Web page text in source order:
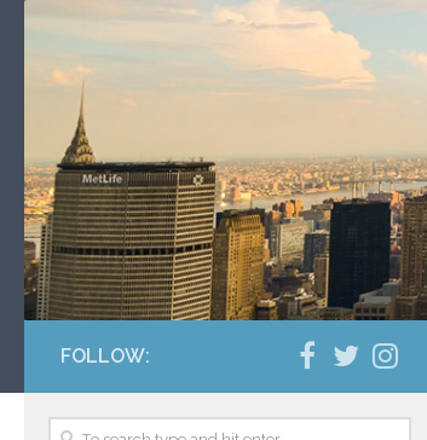
FOLLOW: